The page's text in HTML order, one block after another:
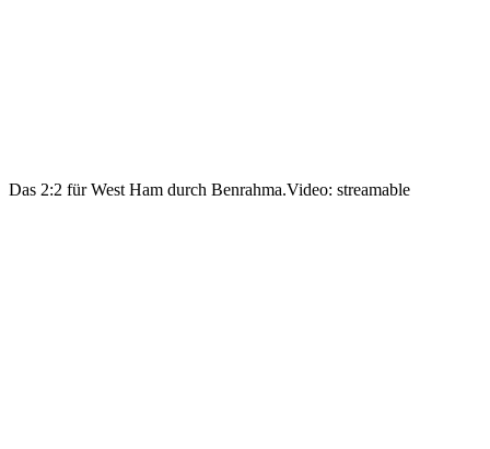
Das 2:2 für West Ham durch Benrahma.Video: streamable